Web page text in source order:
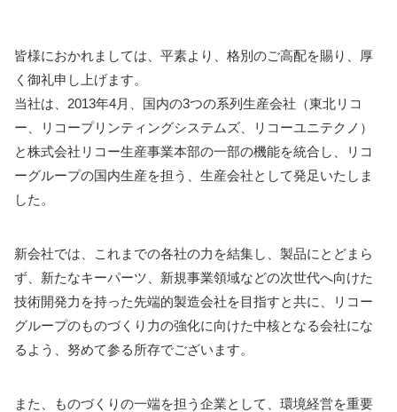
皆様におかれましては、平素より、格別のご高配を賜り、厚
く御礼申し上げます。
当社は、2013年4月、国内の3つの系列生産会社（東北リコ
ー、リコープリンティングシステムズ、リコーユニテクノ）
と株式会社リコー生産事業本部の一部の機能を統合し、リコ
ーグループの国内生産を担う、生産会社として発足いたしま
した。
新会社では、これまでの各社の力を結集し、製品にとどまら
ず、新たなキーパーツ、新規事業領域などの次世代へ向けた
技術開発力を持った先端的製造会社を目指すと共に、リコー
グループのものづくり力の強化に向けた中核となる会社にな
るよう、努めて参る所存でございます。
また、ものづくりの一端を担う企業として、環境経営を重要